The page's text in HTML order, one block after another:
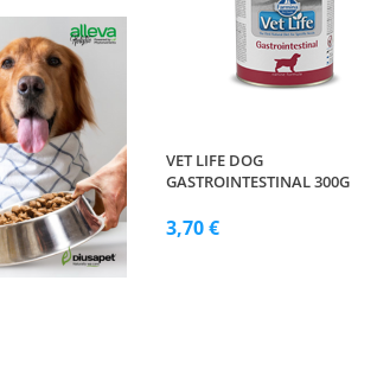
VET LIFE DOG
GASTROINTESTINAL 300G
3,70 €